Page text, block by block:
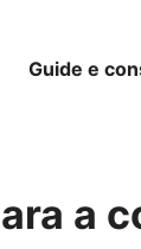
Guide e
a